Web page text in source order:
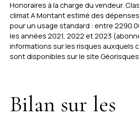
Honoraires à la charge du vendeur.
climat A Montant estimé des
pour un usage standard : entre
les années 2021, 2022 et 2023
informations sur les risques auxquels
sont disponibles sur le site
Bilan sur les